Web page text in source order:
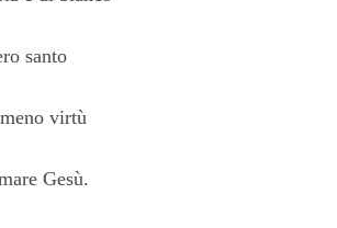
santo
virtù
Gesù.